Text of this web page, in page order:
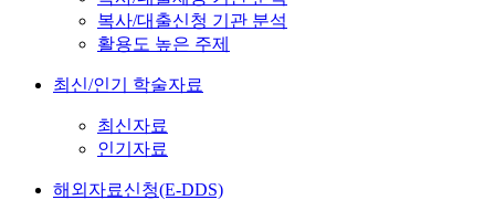
복사/대출신청 기관 분석
활용도 높은 주제
최신/인기 학술자료
최신자료
인기자료
해외자료신청(E-DDS)